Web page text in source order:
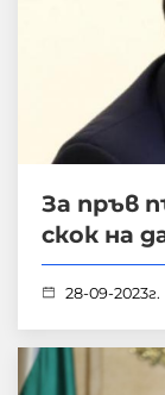
За пръв
скок на
28-09-2023г.